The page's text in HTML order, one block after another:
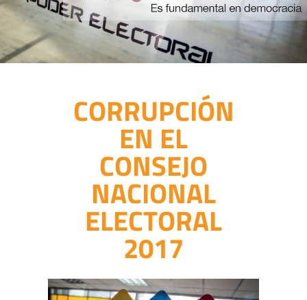
CORRUPCIÓN
EN EL
CONSEJO
NACIONAL
ELECTORAL
2017